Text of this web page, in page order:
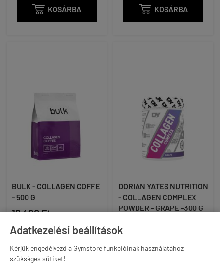
Adatkezelési beállítások
Kérjük engedélyezd a Gymstore funkcióinak használatához
szükséges sütiket!
 KOSÁRBA  KOSÁRBA
BULK - COLLAGEN COFFE
- 500 G
12 490 Ft
szállítás Gymstore PRO
tagként
DORIAN YATES NUTRITION
- COLLAGEN COMPLEX
POWDER - GRAPE -300 G
13 890 Ft
(46 Ft / G)
akár -12% és ingyenes